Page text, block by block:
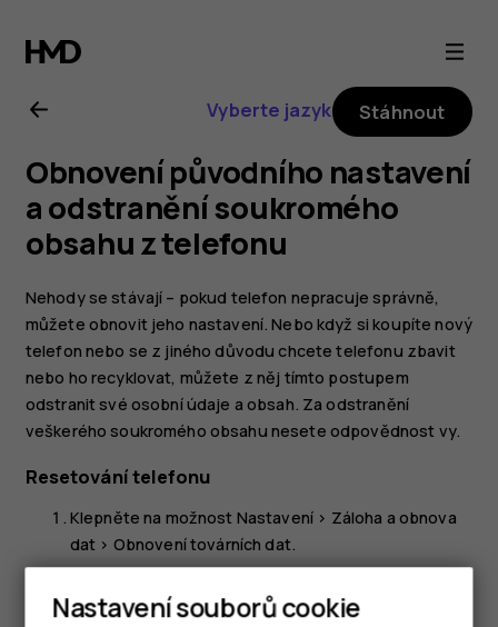
Uživatelská
příručka
k telefonu
Nokia 6
Vyberte jazyk Stáhnout
Obnovení původního nastavení
a odstranění soukromého
obsahu z telefonu
Nehody se stávají – pokud telefon nepracuje správně,
můžete obnovit jeho nastavení. Nebo když si koupíte nový
telefon nebo se z jiného důvodu chcete telefonu zbavit
nebo ho recyklovat, můžete z něj tímto postupem
odstranit své osobní údaje a obsah. Za odstranění
veškerého soukromého obsahu nesete odpovědnost vy.
Resetování telefonu
Klepněte na možnost Nastavení > Záloha a obnova
dat > Obnovení továrních dat.
Nastavení souborů cookie